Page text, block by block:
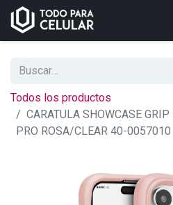
Todos los productos
CARATULA SHOWCASE
PRO ROSA/CLEAR 40-0057010